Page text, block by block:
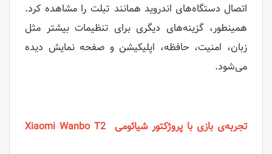
اتصال دستگاه‌های اندروید همانند تبلت را مشاهده کرد.
همینطور، گزینه‌های دیگری برای تنظیمات بیشتر مثل
زبان، امنیت، حافظه، اپلیکیشن و صفحه نمایش دیده
می‌شود.
تجربه‌ی بازی با پروژکتور شیائومی Xiaomi Wanbo T2